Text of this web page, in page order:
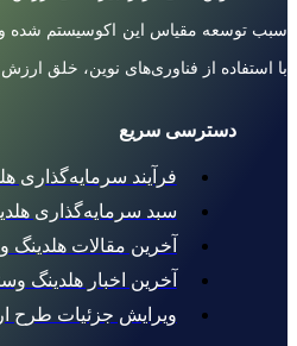
سبب توسعه مقیاس این اکوسیستم شده و
با استفاده از فناوری‌های نوین، خلق ارزش
دسترسی سریع
فرآیند سرمایه‌گذاری
سبد سرمایه‌گذاری
آخرین مقالات هلدینگ
آخرین اخبار هلدینگ
ویرایش جزئیات طرح